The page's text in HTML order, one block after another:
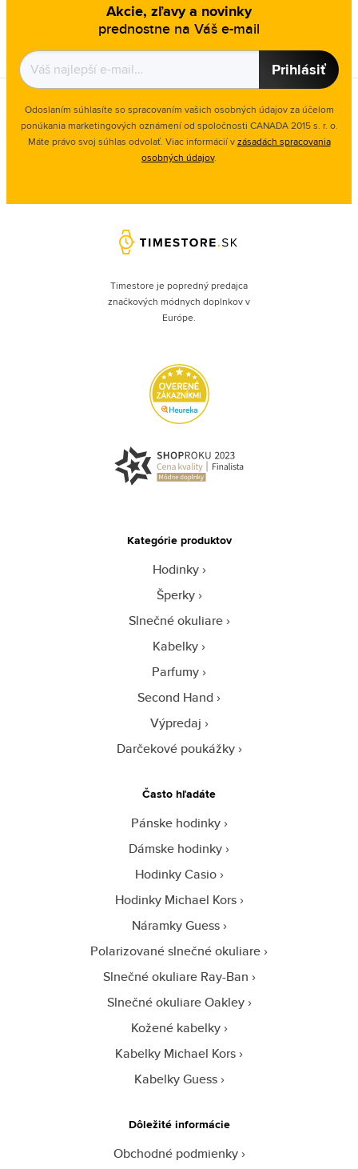
Akcie, zľavy a novinky
prednostne na Váš e-mail
Prihlásiť
Odoslaním súhlasíte so spracovaním vašich osobných údajov za účelom
ponúkania marketingových oznámení od spoločnosti CANADA 2015 s. r. o.
Máte právo svoj súhlas odvolať. Viac informácií vzásadách spracovania
osobných údajov.
Timestore je popredný predajca
značkových módnych doplnkov v
Európe.
Kategórie produktov
Hodinky
Šperky
Slnečné okuliare
Kabelky
Parfumy
Second Hand
Výpredaj
Darčekové poukážky
Často hľadáte
Pánske hodinky
Dámske hodinky
Hodinky Casio
Hodinky Michael Kors
Náramky Guess
Polarizované slnečné okuliare
Slnečné okuliare Ray-Ban
Slnečné okuliare Oakley
Kožené kabelky
Kabelky Michael Kors
Kabelky Guess
Dôležité informácie
Obchodné podmienky